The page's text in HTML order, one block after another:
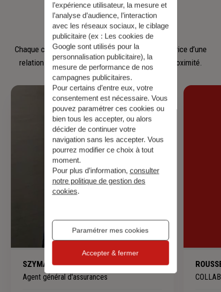
Notreéquipe
Chaque collaborateur met son savoir‑faire au service d’une
relation fondée sur l’écoute, la confiance et la proximité.
SZYMANSKI Delphine
Agent général d'assurances
l’expérience utilisateur, la mesure et
l’analyse d’audience, l’interaction
avec les réseaux sociaux, le ciblage
publicitaire (ex : Les cookies de
Google sont utilisés pour la
personnalisation publicitaire), la
mesure de performance de nos
campagnes publicitaires.
Pour certains d’entre eux, votre
consentement est nécessaire. Vous
pouvez paramétrer ces cookies ou
bien tous les accepter, ou alors
décider de continuer votre
navigation sans les accepter. Vous
pourrez modifier ce choix à tout
moment.
Pour plus d’information, consulter
notre politique de gestion des
cookies.
Paramétrer mes cookies
Accepter & fermer